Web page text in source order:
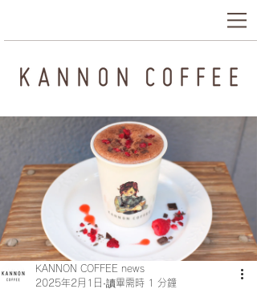
KANNON COFFEE news
2025年2月1日 讀畢需時 1 分鐘